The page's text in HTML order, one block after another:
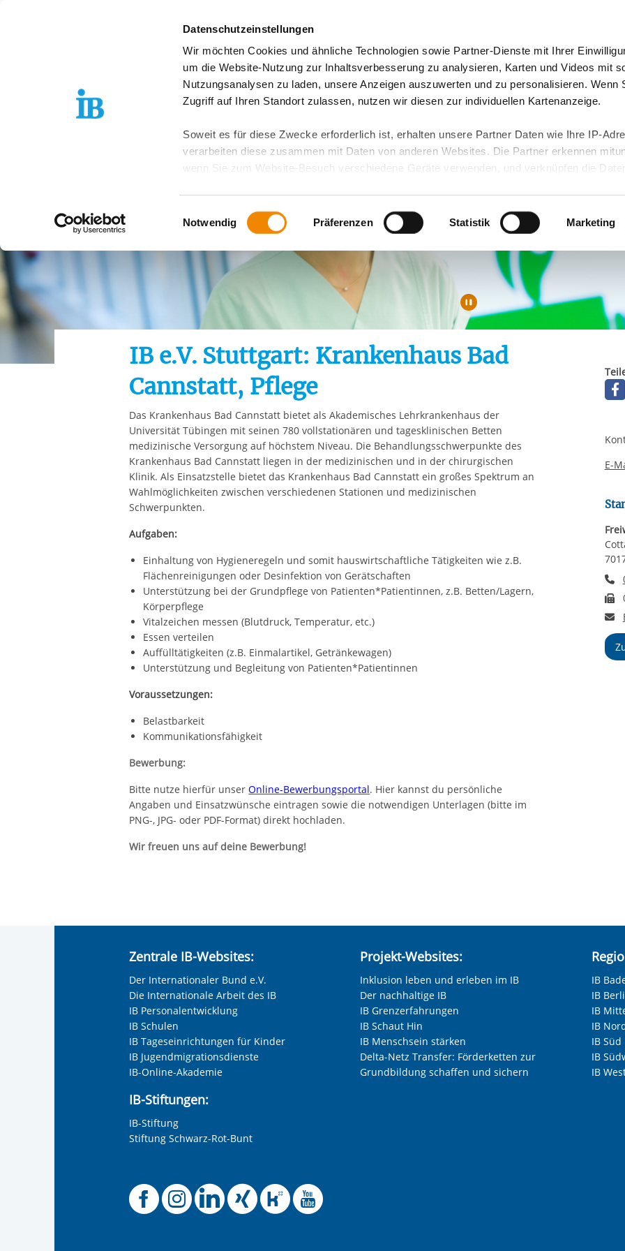
Datenschutzeinstellungen
Wir möchten Cookies und ähnliche Technologien sowie Partner-Dienste mit Ihrer
um die Website-Nutzung zur Inhaltsverbesserung zu analysieren, Karten und Videos mit
Nutzungsanalysen zu laden, unsere Anzeigen auszuwerten und zu personalisieren. Wenn
Zugriff auf Ihren Standort zulassen, nutzen wir diesen zur individuellen Kartenanzeige.
Soweit es für diese Zwecke erforderlich ist, erhalten unsere Partner Daten wie Ihre IP-
verarbeiten diese zusammen mit Daten von anderen Websites. Die Partner erkennen
wenn Sie zum Website-Besuch verschiedene Geräte verwenden, und verknüpfen die Daten
ausgeschlossen werden. Dort ist kein der EU gleichwertiges Datenschutzniveau
zusätzlichen Risiken für Ihre Daten führen kann.
Weitere Details finden Sie in unserenDatenschutzhinweisenund in unsererCookie-
Sie möchten, dass alle Website-Funktionen für diese Zwecke aktiviert sind, müssen Sie
Kategorien auswählen. Sie können mittels nachfolgender Buttons über Ihre Einwilligung für
Zwecke entscheiden und Ihre erteilte Einwilligung stets für die Zukunft widerrufen. Bitte
Ihre etwaige Einwilligung erstreckt sich nicht auf notwendige Cookies, die erforderlich zur
aufgrund berechtigter Interessen und daher unabhängig von einer Einwilligung.
Einwilligungsauswahl
Notwendig Präferenzen Statistik Marketing
Freiwilligendienst Deutschland
Freiwilligendienst Ausland In
Automatische
IB e.V. Stuttgart: Krankenhaus Bad
Cannstatt, Pflege
Das Krankenhaus Bad Cannstatt bietet als Akademisches Lehrkrankenhaus der
Universität Tübingen mit seinen 780 vollstationären und tagesklinischen Betten
medizinische Versorgung auf höchstem Niveau. Die Behandlungsschwerpunkte des
Krankenhaus Bad Cannstatt liegen in der medizinischen und in der chirurgischen
Klinik. Als Einsatzstelle bietet das Krankenhaus Bad Cannstatt ein großes Spektrum an
Wahlmöglichkeiten zwischen verschiedenen Stationen und medizinischen
Schwerpunkten.
Aufgaben:
Einhaltung von Hygieneregeln und somit hauswirtschaftliche Tätigkeiten wie z.B.
Flächenreinigungen oder Desinfektion von Gerätschaften
Unterstützung bei der Grundpflege von Patienten*Patientinnen, z.B. Betten/Lagern,
Körperpflege
Vitalzeichen messen (Blutdruck, Temperatur, etc.)
Essen verteilen
Auffülltätigkeiten (z.B. Einmalartikel, Getränkewagen)
Unterstützung und Begleitung von Patienten*Patientinnen
Voraussetzungen:
Belastbarkeit
Kommunikationsfähigkeit
Bewerbung:
Bitte nutze hierfür unserOnline-Bewerbungsportal. Hier kannst du persönliche
Angaben und Einsatzwünsche eintragen sowie die notwendigen Unterlagen (bitte im
PNG-, JPG- oder PDF-Format) direkt hochladen.
Wir freuen uns auf deine Bewerbung!
E-
Zentrale IB-Websites:
Der Internationaler Bund e.V.
Die Internationale Arbeit des IB
IB Personalentwicklung
IB Schulen
IB Tageseinrichtungen für Kinder
IB Jugendmigrationsdienste
IB-Online-Akademie
IB-Stiftungen:
IB-Stiftung
Stiftung Schwarz-Rot-Bunt
Projekt-Websites:
Inklusion leben und erleben im IB
Der nachhaltige IB
IB Grenzerfahrungen
IB Schaut Hin
IB Menschsein stärken
Delta-Netz Transfer: Förderketten zur
Grundbildung schaffen und sichern
IB
IB
IB
IB
IB Süd
IB
IB
Offizielle Facebook-Seite der IB-
Offizielle Instagram-Seite des
Offizielle LinkedIn-Seite des
Offizielle Xing-Seite des
Offizielle Kununu-